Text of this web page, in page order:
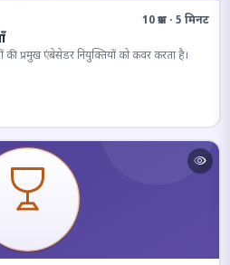
10 प्रश्न · 5 मिनट
प्रमुख एंबेसेडर नियुक्तियों को कवर करता है।